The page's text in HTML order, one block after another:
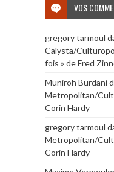
VOS
gregory tarmoul
Calysta/
fois » de Fred
Muniroh Burdani
Metropolitan/
Corin Hardy
gregory tarmoul
Metropolitan/
Corin Hardy